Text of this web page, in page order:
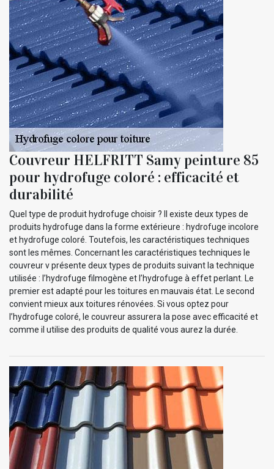
Couvreur HELFRITT Samy peinture 85
pour hydrofuge coloré : efficacité et
durabilité
Quel type de produit hydrofuge choisir ? Il existe deux types de
produits hydrofuge dans la forme extérieure : hydrofuge incolore
et hydrofuge coloré. Toutefois, les caractéristiques techniques
sont les mêmes. Concernant les caractéristiques techniques le
couvreur v présente deux types de produits suivant la technique
utilisée : l’hydrofuge filmogène et l’hydrofuge à effet perlant. Le
premier est adapté pour les toitures en mauvais état. Le second
convient mieux aux toitures rénovées. Si vous optez pour
l’hydrofuge coloré, le couvreur assurera la pose avec efficacité et
comme il utilise des produits de qualité vous aurez la durée.